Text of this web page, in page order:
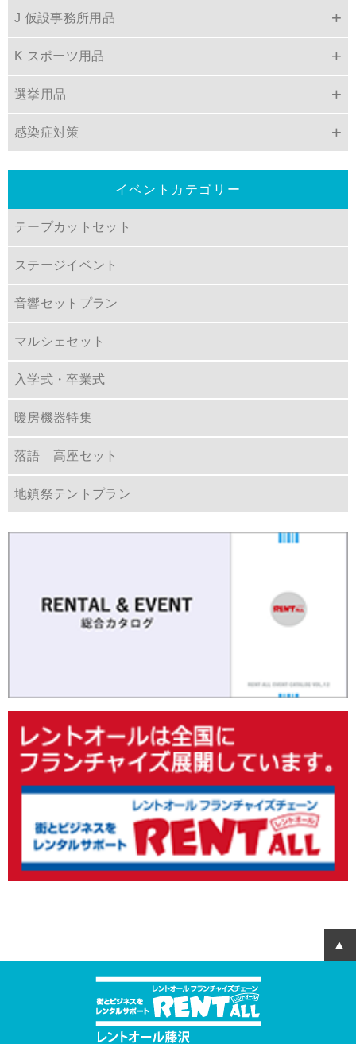
J 仮設事務所用品
K スポーツ用品
選挙用品
感染症対策
イベントカテゴリー
テープカットセット
ステージイベント
音響セットプラン
マルシェセット
入学式・卒業式
暖房機器特集
落語 高座セット
地鎮祭テントプラン